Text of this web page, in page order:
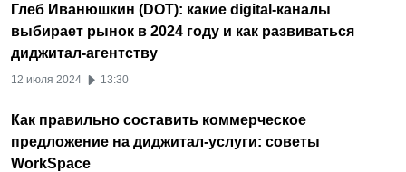
Глеб Иванюшкин (DOT): какие digital-каналы
выбирает рынок в 2024 году и как развиваться
диджитал-агентству
12 июля 2024 13:30
Как правильно составить коммерческое
предложение на диджитал-услуги: советы
WorkSpace